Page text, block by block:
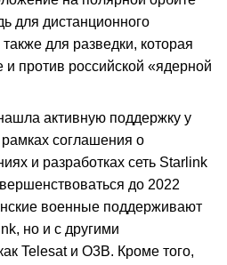
для дистанционного
для разведки, которая
против российской «ядерной
активную поддержку у
соглашения о
и разработках сеть Starlink
до 2022
военные поддерживают
но и с другими
Telesat и O3B. Кроме того,